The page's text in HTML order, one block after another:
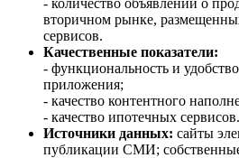
вторичном рынке,
сервисов.
Качественные показатели:
- функциональность и
приложения;
- качество контентного
- качество ипотечных сервисов.
Источники данных: сайты
публикации СМИ;